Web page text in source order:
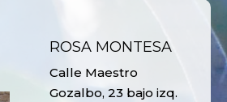
ROSA MONTESA
Calle Maestro
Gozalbo, 23 bajo izq.